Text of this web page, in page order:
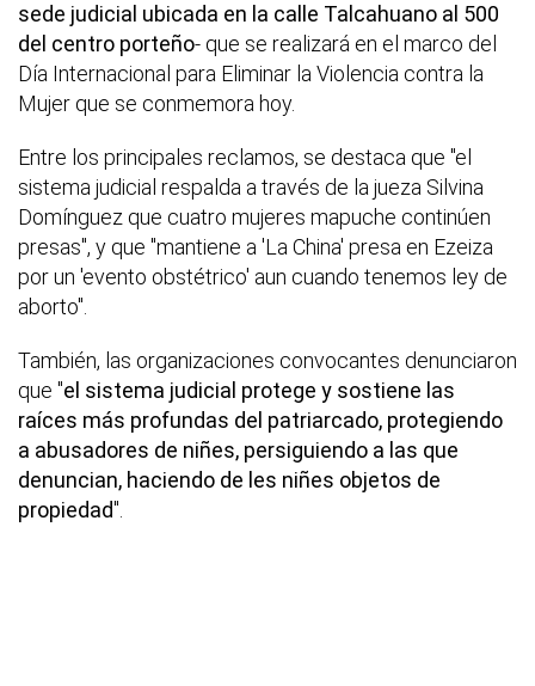
sede judicial ubicada en la calle Talcahuano al 500
del centro porteño- que se realizará en el marco del
Día Internacional para Eliminar la Violencia contra la
Mujer que se conmemora hoy.
Entre los principales reclamos, se destaca que "el
sistema judicial respalda a través de la jueza Silvina
Domínguez que cuatro mujeres mapuche continúen
presas", y que "mantiene a 'La China' presa en Ezeiza
por un 'evento obstétrico' aun cuando tenemos ley de
aborto".
También, las organizaciones convocantes denunciaron
que "el sistema judicial protege y sostiene las
raíces más profundas del patriarcado, protegiendo
a abusadores de niñes, persiguiendo a las que
denuncian, haciendo de les niñes objetos de
propiedad".